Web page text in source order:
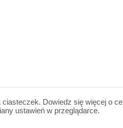
ciasteczek. Dowiedz się więcej o
ustawień w przeglądarce.